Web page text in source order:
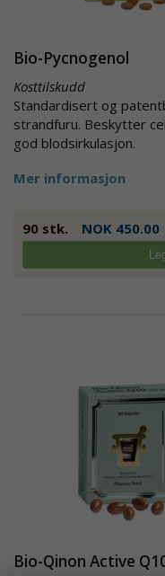
Bio-Pycnogenol
Kosttilskudd
Standardisert og
strandfuru. Beskytter
god blodsirkulasjon.
Mer informasjon
90 stk. NOK 450.00
Bio-Qinon Active